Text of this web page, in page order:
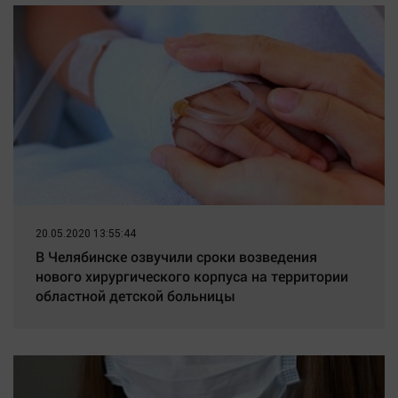
20.05.2020 13:55:44
В Челябинске озвучили сроки возведения
нового хирургического корпуса на территории
областной детской больницы